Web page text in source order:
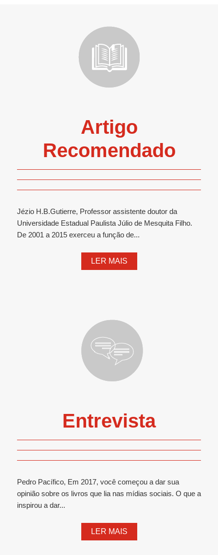
Artigo
Recomendado
Jézio H.B.Gutierre, Professor assistente doutor da
Universidade Estadual Paulista Júlio de Mesquita Filho.
De 2001 a 2015 exerceu a função de...
LER MAIS
Entrevista
Pedro Pacífico, Em 2017, você começou a dar sua
opinião sobre os livros que lia nas mídias sociais. O que a
inspirou a dar...
LER MAIS